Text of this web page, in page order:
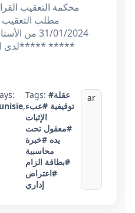
محكمة التعقيب
31/01/
لدى
,
Tags: #عقلة
توقيفية #عبء
الإثبات
#معقول تحت
يده #خبرة
محاسبية
#بطاقة الزام
#اعتراض
إداري
ar